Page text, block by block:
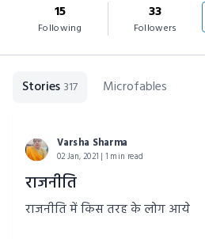
15
Following
33
Followers
Stories 317 Microfables
Varsha Sharma
02 Jan, 2021 | 1 min read
राजनीति
राजनीति में किस तरह के लोग आये